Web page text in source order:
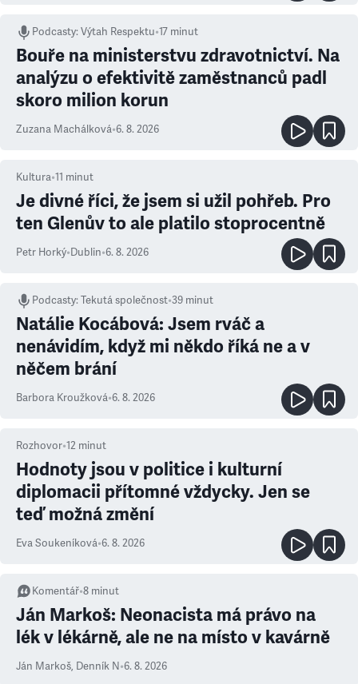
Podcasty:Výtah Respektu•17 minut
Bouře na ministerstvu zdravotnictví. Na
analýzu o efektivitě zaměstnanců padl
skoro milion korun
Zuzana Machálková•6. 8. 2026
Kultura•11 minut
Je divné říci, že jsem si užil pohřeb. Pro
ten Glenův to ale platilo stoprocentně
Petr Horký•Dublin•6. 8. 2026
Podcasty:Tekutá společnost•39 minut
Natálie Kocábová: Jsem rváč a
nenávidím, když mi někdo říká ne a v
něčem brání
Barbora Kroužková•6. 8. 2026
Rozhovor•12 minut
Hodnoty jsou v politice i kulturní
diplomacii přítomné vždycky. Jen se
teď možná změní
Eva Soukeníková•6. 8. 2026
Komentář•8 minut
Ján Markoš: Neonacista má právo na
lék v lékárně, ale ne na místo v kavárně
Ján Markoš, Denník N•6. 8. 2026